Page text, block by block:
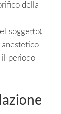
della
soggetto).
il periodo